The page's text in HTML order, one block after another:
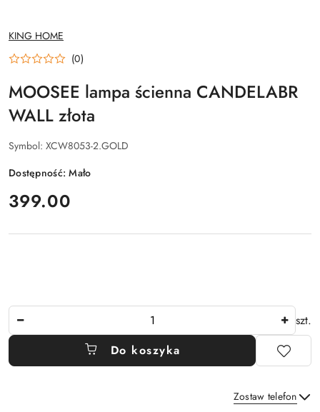
NAZWA
PRODUCENTA:
KING HOME
(0)
MOOSEE lampa ścienna CANDELABR
WALL złota
Symbol: XCW8053-2.GOLD
Dostępność:Mało
cena:
399.00
szt.
Do koszyka
Zostaw telefon